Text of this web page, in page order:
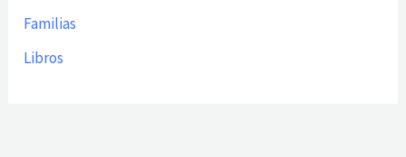
Familias
Libros